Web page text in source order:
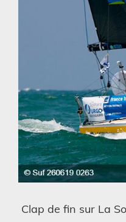
Clap de fin sur La